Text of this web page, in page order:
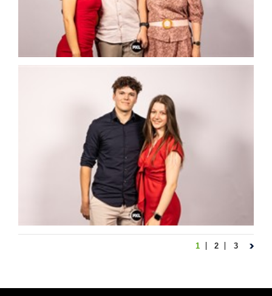
1 2 3